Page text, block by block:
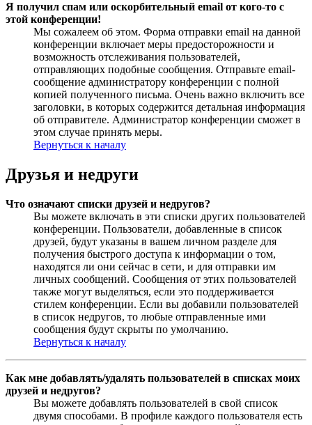
Я получил спам или оскорбительный email от кого-то с
этой конференции!
Мы сожалеем об этом. Форма отправки email на данной
конференции включает меры предосторожности и
возможность отслеживания пользователей,
отправляющих подобные сообщения. Отправьте email-
сообщение администратору конференции с полной
копией полученного письма. Очень важно включить все
заголовки, в которых содержится детальная информация
об отправителе. Администратор конференции сможет в
этом случае принять меры.
Вернуться к началу
Друзья и недруги
Что означают списки друзей и недругов?
Вы можете включать в эти списки других пользователей
конференции. Пользователи, добавленные в список
друзей, будут указаны в вашем личном разделе для
получения быстрого доступа к информации о том,
находятся ли они сейчас в сети, и для отправки им
личных сообщений. Сообщения от этих пользователей
также могут выделяться, если это поддерживается
стилем конференции. Если вы добавили пользователей
в список недругов, то любые отправленные ими
сообщения будут скрыты по умолчанию.
Вернуться к началу
Как мне добавлять/удалять пользователей в списках моих
друзей и недругов?
Вы можете добавлять пользователей в свой список
двумя способами. В профиле каждого пользователя есть